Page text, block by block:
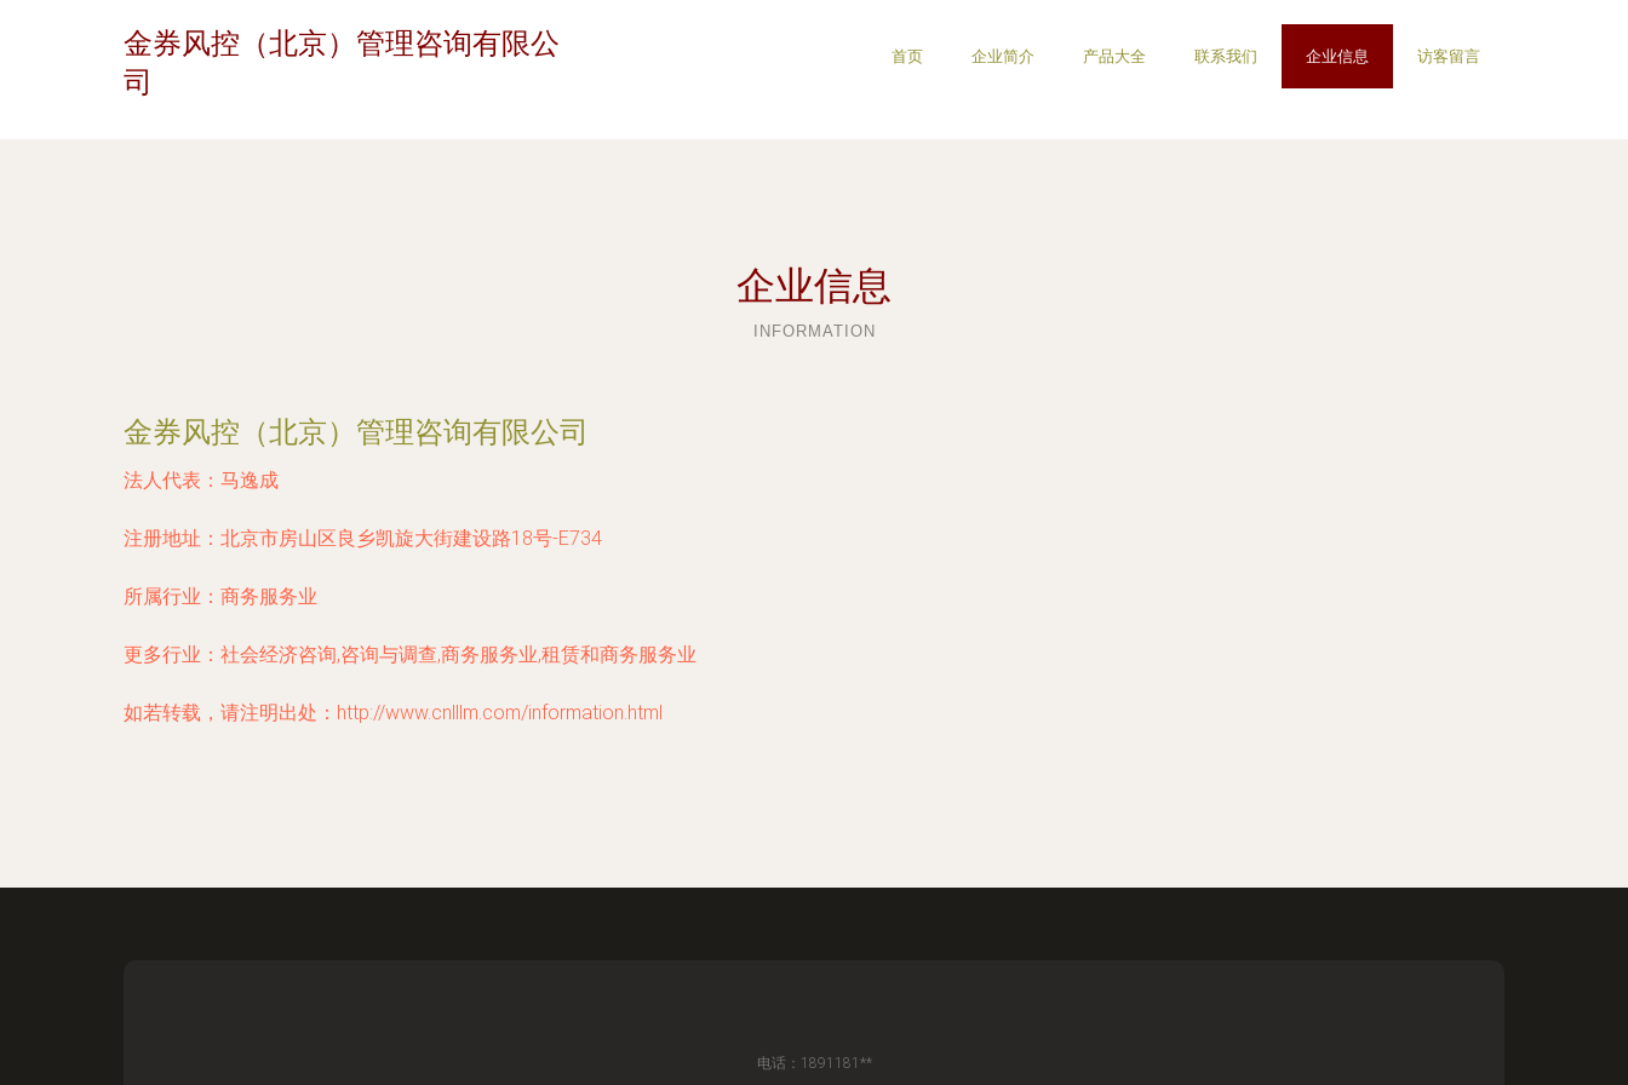
金券风控（北京）管理咨询有限公
司
首页 企业简介 产品大全 联系我们 企业信息 访客留言
企业信息
INFORMATION
金券风控（北京）管理咨询有限公司
法人代表： 马逸成
注册地址： 北京市房山区良乡凯旋大街建设路18号-E734
所属行业： 商务服务业
更多行业： 社会经济咨询,咨询与调查,商务服务业,租赁和商务服务业
如若转载，请注明出处：http://www.cnlllm.com/information.html
电话：1891181**